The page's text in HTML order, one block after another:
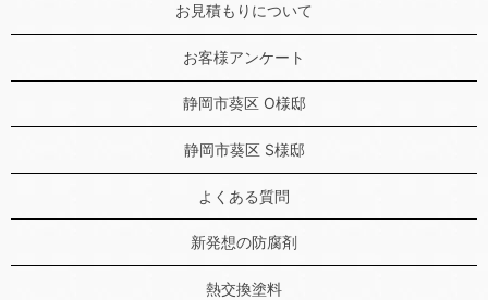
お見積もりについて
お客様アンケート
静岡市葵区 O様邸
静岡市葵区 S様邸
よくある質問
新発想の防腐剤
熱交換塗料